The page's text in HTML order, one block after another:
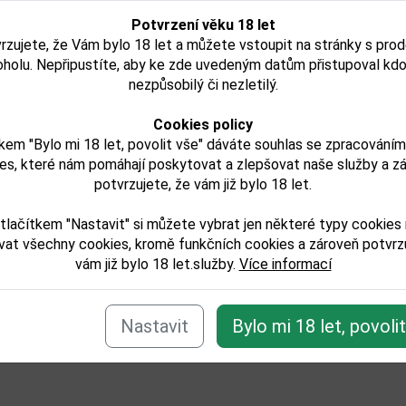
Potvrzení věku 18 let
že Vám bylo 18 let a můžete vstoupit na stránky s
Nepřipustíte, aby ke zde uvedeným datům přistupoval
nezpůsobilý či nezletilý.
Cookies policy
"Bylo mi 18 let, povolit vše" dáváte souhlas se
které nám pomáhají poskytovat a zlepšovat naše služby a
potvrzujete, že vám již bylo 18 let.
"Nastavit" si můžete vybrat jen některé typy cookies
všechny cookies, kromě funkčních cookies a zároveň
vám již bylo 18 let.služby. Více informací
Nastavit Bylo mi 18 let,
429,00 Kč
Skladem
332,00
zařazeno v těchto kategoriích:
vina
Zpět